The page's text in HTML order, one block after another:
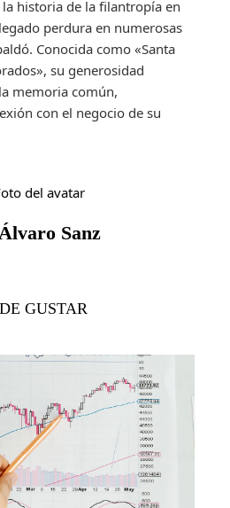
historia de la filantropía en
perdura en numerosas
Conocida como «Santa
su generosidad
memoria común,
con el negocio de su
Sanz
GUSTAR